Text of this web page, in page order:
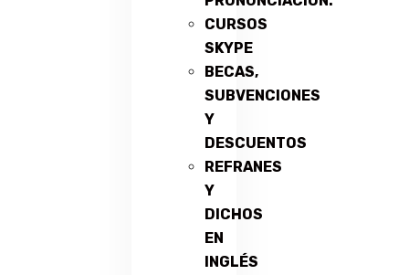
CURSOS
SKYPE
BECAS,
SUBVENCIONES
Y
DESCUENTOS
REFRANES
Y
DICHOS
EN
INGLÉS